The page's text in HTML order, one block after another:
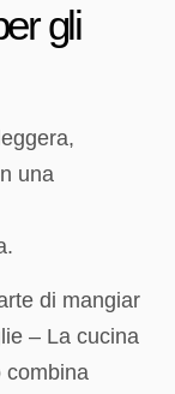
gli
una
di mangiar
– La cucina
combina